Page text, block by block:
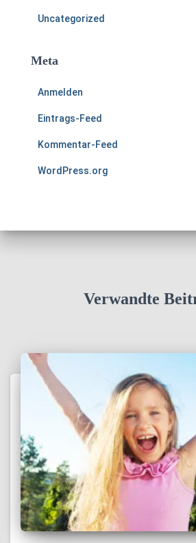
Uncategorized
Meta
Anmelden
Eintrags-Feed
Kommentar-Feed
WordPress.org
Verwandte